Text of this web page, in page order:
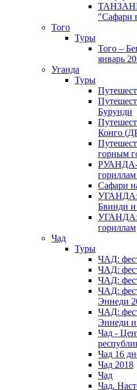
"Сафари
Того
Туры
Того –
январь
Уганда
Туры
Бурунди
Конго
горным
РУАНДА-
Сафари
УГАНДА:
Бвинди и
УГАНДА:
гориллам
Чад
Туры
ЧАД:
ЧАД:
ЧАД:
ЧАД:
Эннеди
ЧАД:
Эннеди и
Чад -
Чад 16
Чад 2018
Чад
Чад.